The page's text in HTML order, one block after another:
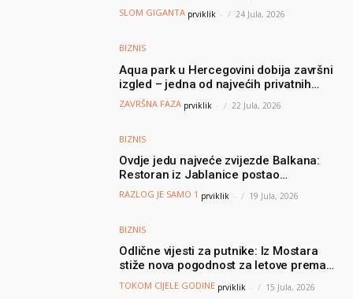
SLOM GIGANTA prviklik - 24 Jula, 2026
BIZNIS
Aqua park u Hercegovini dobija završni
izgled – jedna od najvećih privatnih
turističkih investicija vrijedna oko 50
ZAVRŠNA FAZA prviklik - 22 Jula, 2026
BIZNIS
Ovdje jedu najveće zvijezde Balkana:
Restoran iz Jablanice postao
nezaobilazna destinacija poznatih, a svi
dolaze zbog jednog specijaliteta
RAZLOG JE SAMO 1 prviklik - 19 Jula, 2026
BIZNIS
Odlične vijesti za putnike: Iz Mostara
stiže nova pogodnost za letove prema
Njemačkoj
TOKOM CIJELE GODINE prviklik - 15 Jula, 2026